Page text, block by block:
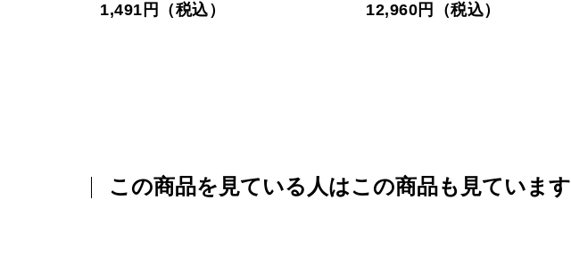
1,491円（税込） 12,960円（税込）
この商品を見ている人はこの商品も見ています